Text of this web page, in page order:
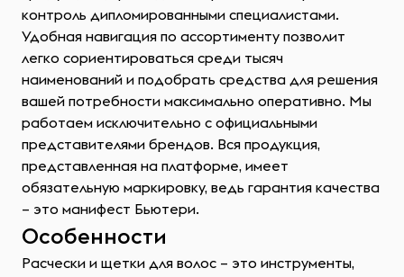
контроль дипломированными специалистами.
Удобная навигация по ассортименту позволит
легко сориентироваться среди тысяч
наименований и подобрать средства для решения
вашей потребности максимально оперативно. Мы
работаем исключительно с официальными
представителями брендов. Вся продукция,
представленная на платформе, имеет
обязательную маркировку, ведь гарантия качества
– это манифест Бьютери.
Особенности
Расчески и щетки для волос – это инструменты,